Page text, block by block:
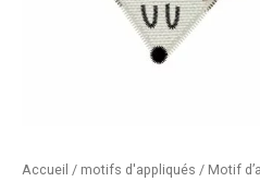
Accueil / motifs d'appliqués / Motif